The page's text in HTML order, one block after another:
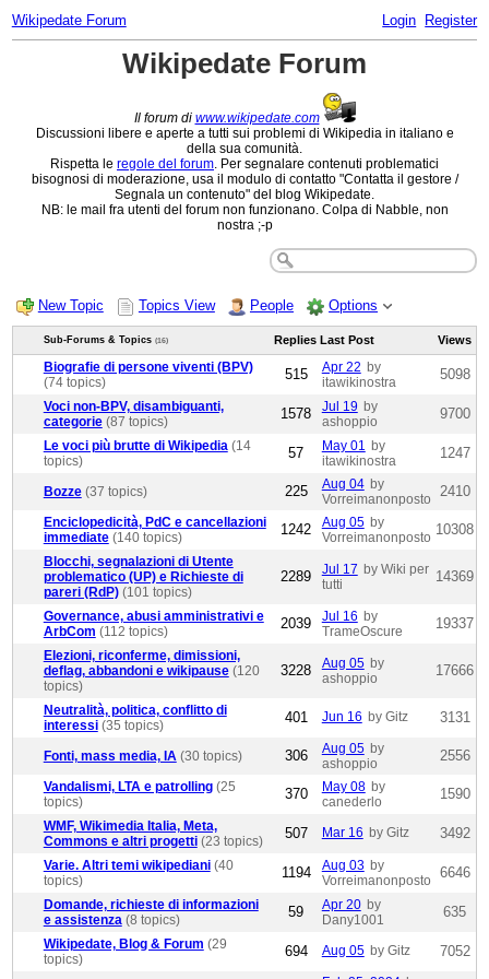
Wikipedate Forum Login Register
Wikipedate Forum
Il forum di www.wikipedate.com
Discussioni libere e aperte a tutti sui problemi di Wikipedia in italiano e
della sua comunità.
Rispetta le regole del forum. Per segnalare contenuti problematici
bisognosi di moderazione, usa il modulo di contatto "Contatta il gestore /
Segnala un contenuto" del blog Wikipedate.
NB: le mail fra utenti del forum non funzionano. Colpa di Nabble, non
nostra ;-p
New Topic Topics View People Options
Sub-Forums & Topics (16) Replies Last Post Views
Biografie di persone viventi (BPV)
(74 topics)
515 Apr 22 by
itawikinostra
5098
Voci non-BPV, disambiguanti,
categorie (87 topics) 1578 Jul 19 by
ashoppio
9700
Le voci più brutte di Wikipedia (14
topics)
57 May 01 by
itawikinostra
1247
Bozze (37 topics) 225 Aug 04 by
Vorreimanonposto
2410
Enciclopedicità, PdC e cancellazioni
immediate (140 topics) 1242 Aug 05 by
Vorreimanonposto 10308
Blocchi, segnalazioni di Utente
problematico (UP) e Richieste di
pareri (RdP) (101 topics)
2289 Jul 17 by Wiki per
tutti
14369
Governance, abusi amministrativi e
ArbCom (112 topics) 2039 Jul 16 by
TrameOscure
19337
Elezioni, riconferme, dimissioni,
deflag, abbandoni e wikipause (120
topics)
3228 Aug 05 by
ashoppio
17666
Neutralità, politica, conflitto di
interessi (35 topics) 401 Jun 16 by Gitz 3131
Fonti, mass media, IA (30 topics) 306 Aug 05 by
ashoppio
2556
Vandalismi, LTA e patrolling (25
topics)
370 May 08 by
canederlo
1590
WMF, Wikimedia Italia, Meta,
Commons e altri progetti (23 topics) 507 Mar 16 by Gitz 3492
Varie. Altri temi wikipediani (40
topics)
1194 Aug 03 by
Vorreimanonposto
6646
Domande, richieste di informazioni
e assistenza (8 topics) 59 Apr 20 by
Dany1001
635
Wikipedate, Blog & Forum (29
topics)
694 Aug 05 by Gitz 7052